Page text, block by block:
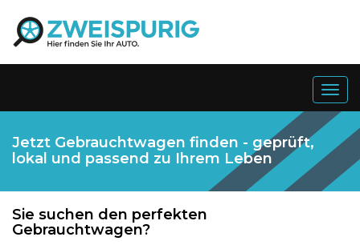
Jetzt Gebrauchtwagen finden - geprüft,
lokal und passend zu Ihrem Leben
Sie suchen den perfekten
Gebrauchtwagen?